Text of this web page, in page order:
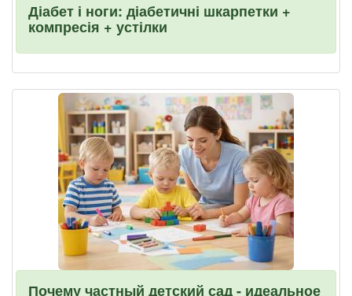
Діабет і ноги: діабетичні шкарпетки +
компресія + устілки
Почему частный детский сад - идеальное